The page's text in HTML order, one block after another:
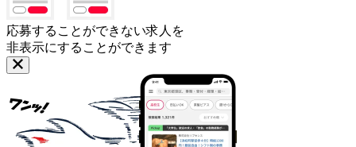
応募することができない求人を
非表示にすることができます